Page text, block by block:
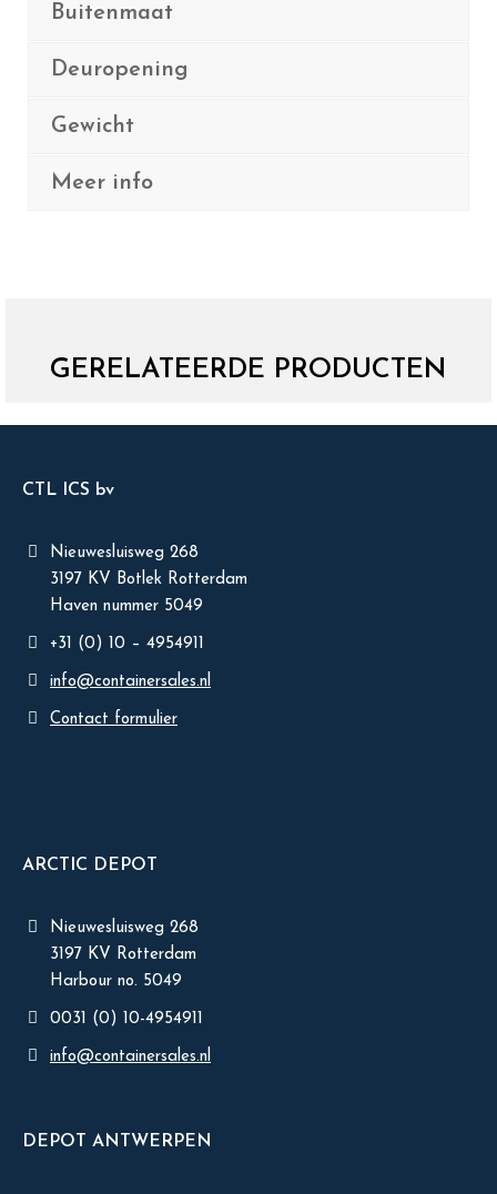
Buitenmaat
Deuropening
Gewicht
Meer info
GERELATEERDE PRODUCTEN
CTL ICS bv
Nieuwesluisweg 268
3197 KV Botlek Rotterdam
Haven nummer 5049
+31 (0) 10 – 4954911
info@containersales.nl
Contact formulier
ARCTIC DEPOT
Nieuwesluisweg 268
3197 KV Rotterdam
Harbour no. 5049
0031 (0) 10-4954911
info@containersales.nl
DEPOT ANTWERPEN